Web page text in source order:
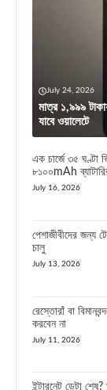
July 24, 2026
মাত্র ১,৯৯৯
যাবে ওয়ালেটে
এক চার্জে ৩৫ ঘণ্টা
৮১০০mAh
July 16, 2026
পেশাজীবীদের জন্য
চালু
July 13, 2026
রেস্তোরাঁ বা
করবেন না
July 11, 2026
ইন্টারনেট ডেটা